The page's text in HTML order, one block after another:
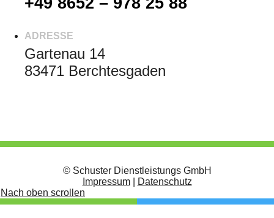
ADRESSE
Gartenau 14
83471 Berchtesgaden
© Schuster Dienstleistungs GmbH
Impressum|
Datenschutz
Nach oben scrollen